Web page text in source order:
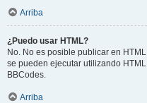
Arriba
¿Puedo usar HTML?
No. No es posible publicar en
se pueden ejecutar utilizando
BBCodes.
Arriba